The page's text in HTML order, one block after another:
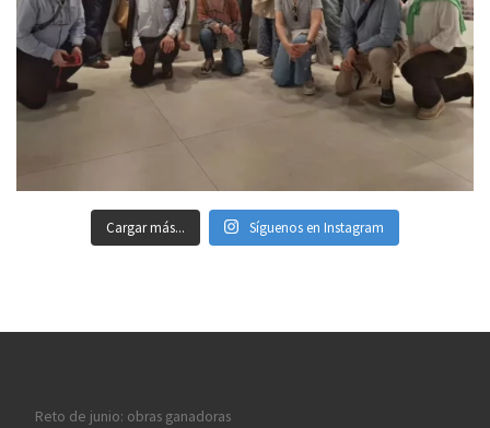
Cargar más... Síguenos en Instagram
Reto de junio: obras ganadoras